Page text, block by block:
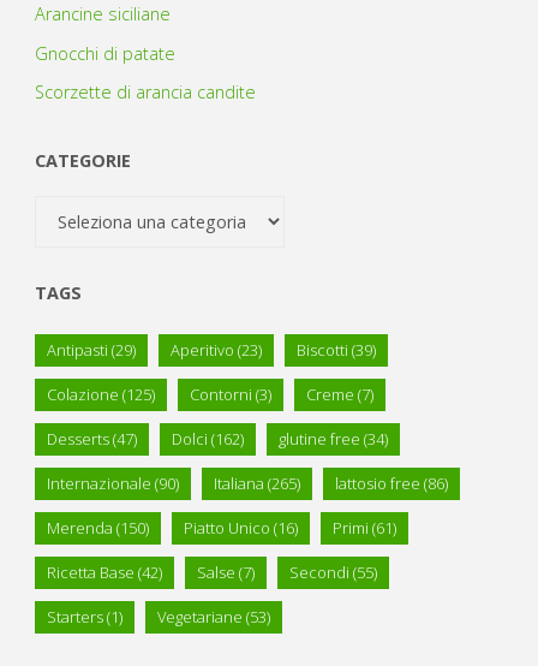
Arancine siciliane
Gnocchi di patate
Scorzette di arancia candite
CATEGORIE
Categorie
TAGS
Antipasti (29) Aperitivo (23) Biscotti (39)
Colazione (125) Contorni (3) Creme (7)
Desserts(47) Dolci (162) glutine free (34)
Internazionale (90) Italiana (265) lattosio free (86)
Merenda (150) Piatto Unico (16) Primi (61)
Ricetta Base (42) Salse (7) Secondi (55)
Starters(1) Vegetariane (53)